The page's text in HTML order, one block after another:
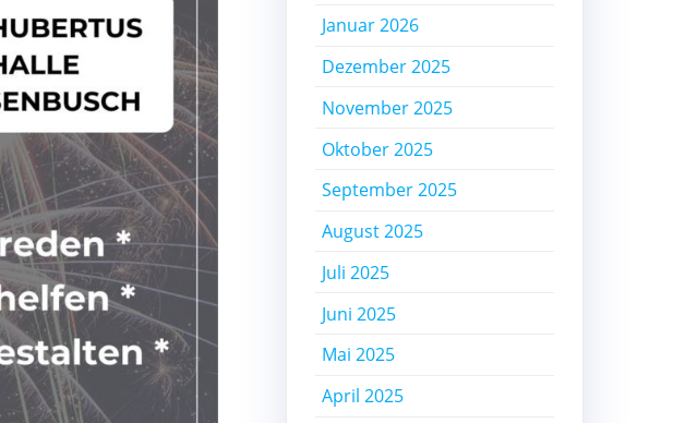
Januar 2026
Dezember 2025
November 2025
Oktober 2025
September 2025
August 2025
Juli 2025
Juni 2025
Mai 2025
April 2025